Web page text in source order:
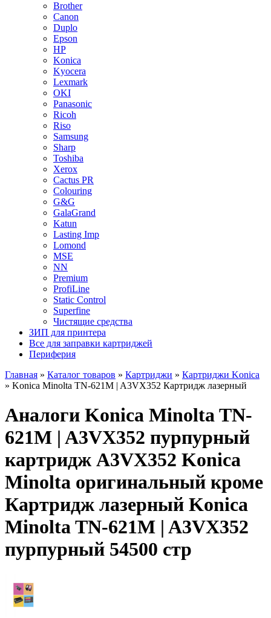
Brother
Canon
Duplo
Epson
HP
Konica
Kyocera
Lexmark
OKI
Panasonic
Ricoh
Riso
Samsung
Sharp
Toshiba
Xerox
Cactus PR
Colouring
G&G
GalaGrand
Katun
Lasting Imp
Lomond
MSE
NN
Premium
ProfiLine
Static Control
Superfine
Чистящие средства
ЗИП для принтера
Все для заправки картриджей
Периферия
Главная » Каталог товаров » Картриджи » Картриджи Konica
» Konica Minolta TN-621M | A3VX352 Картридж лазерный
Аналоги Konica Minolta TN-
621M | A3VX352 пурпурный
картридж A3VX352 Konica
Minolta оригинальный кроме
Картридж лазерный Konica
Minolta TN-621M | A3VX352
пурпурный 54500 стр